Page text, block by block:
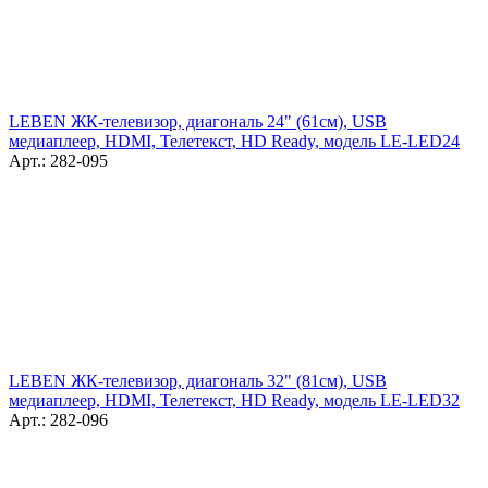
LEBEN ЖК-телевизор, диагональ 24" (61см), USB
медиаплеер, HDMI, Телетекст, HD Ready, модель LE-LED24
Арт.: 282-095
LEBEN ЖК-телевизор, диагональ 32" (81см), USB
медиаплеер, HDMI, Телетекст, HD Ready, модель LE-LED32
Арт.: 282-096